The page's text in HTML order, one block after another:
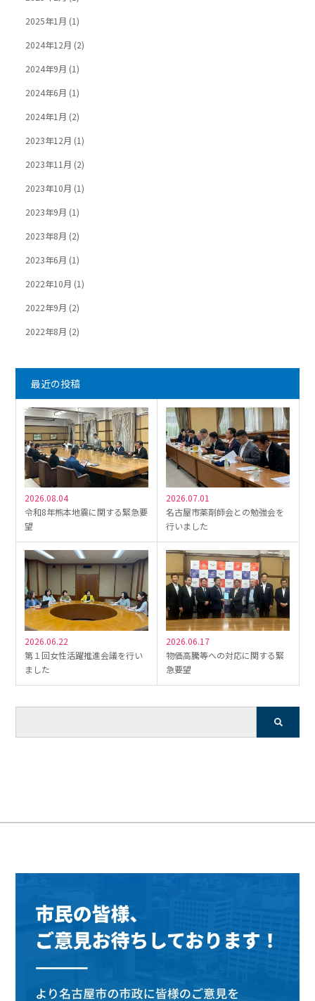
2025年1月 (1)
2024年12月 (2)
2024年9月 (1)
2024年6月 (1)
2024年1月 (2)
2023年12月 (1)
2023年11月 (2)
2023年10月 (1)
2023年9月 (1)
2023年8月 (2)
2023年6月 (1)
2022年10月 (1)
2022年9月 (2)
2022年8月 (2)
最近の投稿
2026.08.04
令和8年熊本地震に関する緊急要
望
2026.07.01
名古屋市薬剤師会との勉強会を
行いました
2026.06.22
第１回女性活躍推進会議を行い
ました
2026.06.17
物価高騰等への対応に関する緊
急要望